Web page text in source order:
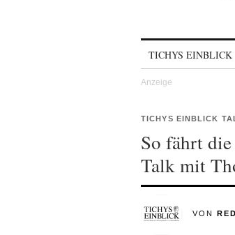
TICHYS EINBLICK
TICHYS EINBLICK
So fährt
Talk mit
VON